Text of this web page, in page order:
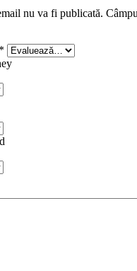
nu va fi publicată.
*